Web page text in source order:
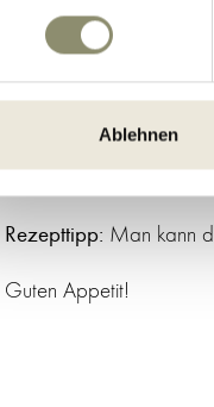
Ablehnen
Zu den Tascherln passt
Genießen Sie die
Rezepttipp: Man kann
Guten Appetit!